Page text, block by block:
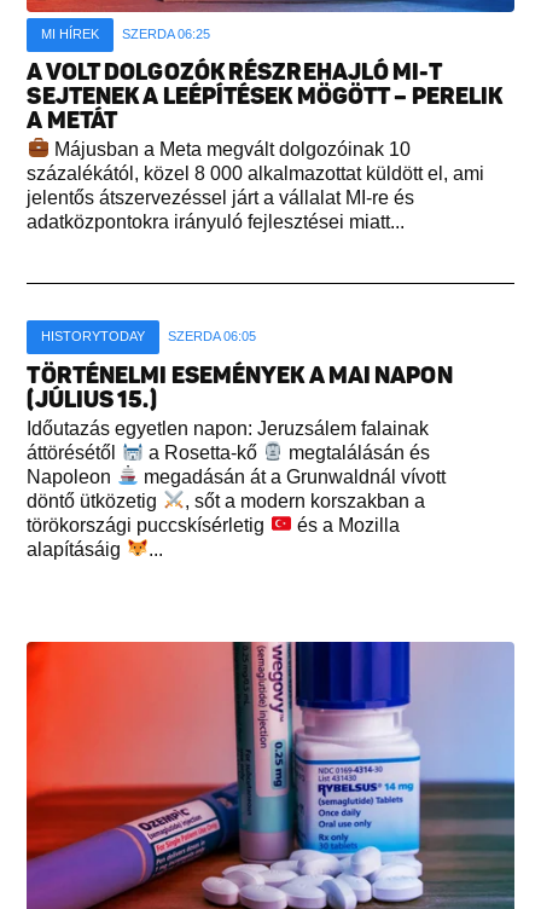
MI HÍREK SZERDA 06:25
A VOLT DOLGOZÓK RÉSZREHAJLÓ MI-T
SEJTENEK A LEÉPÍTÉSEK MÖGÖTT – PERELIK
A METÁT
Májusban a Meta megvált dolgozóinak 10
százalékától, közel 8 000 alkalmazottat küldött el, ami
jelentős átszervezéssel járt a vállalat MI-re és
adatközpontokra irányuló fejlesztései miatt...
HISTORYTODAY SZERDA 06:05
TÖRTÉNELMI ESEMÉNYEK A MAI NAPON
(JÚLIUS 15.)
Időutazás egyetlen napon: Jeruzsálem falainak
áttörésétől
a Rosetta-kő
megtalálásán és
Napoleon
megadásán át a Grunwaldnál vívott
döntő ütközetig
, sőt a modern korszakban a
törökországi puccskísérletig
és a Mozilla
alapításáig
...